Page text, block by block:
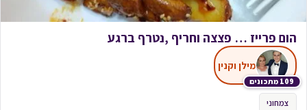
הום פרייז … פצצה וחריף ,נטרף ברגע
109 מתכונים
מילן וקנין
צמחוני